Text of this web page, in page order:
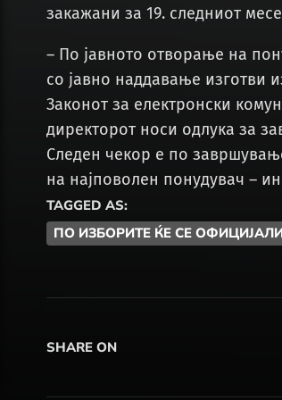
закажани за 19. следниот
– По јавното отворање на
со јавно наддавање изготви
Законот за електронски
директорот носи одлука за
Следен чекор е по
на најповолен понудувач –
TAGGED AS:
ПО ИЗБОРИТЕ ЌЕ СЕ
SHARE ON